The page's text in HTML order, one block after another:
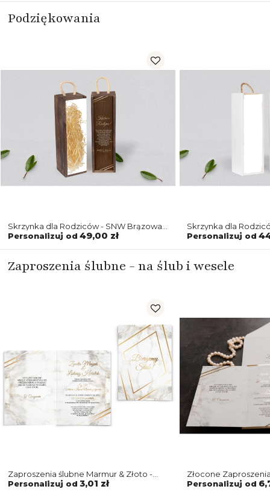
Podziękowania
Skrzynka dla Rodziców - SNW Brązowa
Marmur & Złoto - Motyw 1
Personalizuj od 49,00 zł
Skrzynka dla
Marmur & Złoto -
Personalizuj od
Zaproszenia ślubne - na ślub i wesele
Zaproszenia ślubne Marmur & Złoto -
Składane Motyw 1
Personalizuj od 3,01 zł
Złocone
Złoto z kopertą i
Personalizuj od